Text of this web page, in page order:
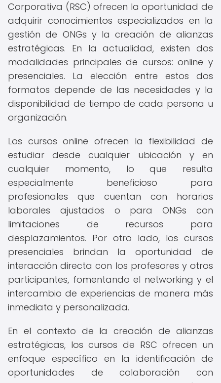
Corporativa (RSC) ofrecen la oportunidad de
adquirir conocimientos especializados en la
gestión de ONGs y la creación de alianzas
estratégicas. En la actualidad, existen dos
modalidades principales de cursos: online y
presenciales. La elección entre estos dos
formatos depende de las necesidades y la
disponibilidad de tiempo de cada persona u
organización.
Los cursos online ofrecen la flexibilidad de
estudiar desde cualquier ubicación y en
cualquier momento, lo que resulta
especialmente beneficioso para
profesionales que cuentan con horarios
laborales ajustados o para ONGs con
limitaciones de recursos para
desplazamientos. Por otro lado, los cursos
presenciales brindan la oportunidad de
interacción directa con los profesores y otros
participantes, fomentando el networking y el
intercambio de experiencias de manera más
inmediata y personalizada.
En el contexto de la creación de alianzas
estratégicas, los cursos de RSC ofrecen un
enfoque específico en la identificación de
oportunidades de colaboración con